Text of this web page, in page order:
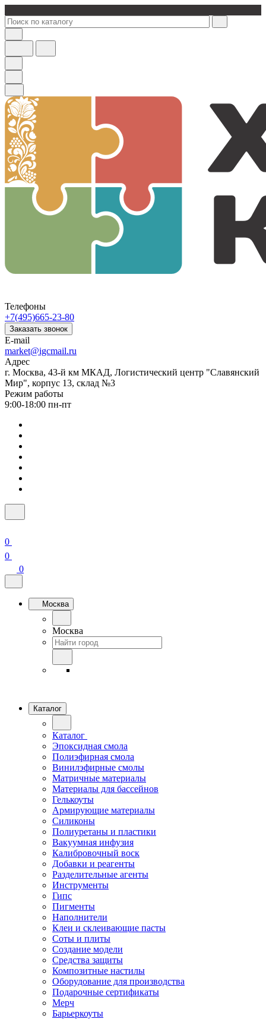
Телефоны
+7(495)665-23-80
Заказать звонок
E-mail
market@igcmail.ru
Адрес
г. Москва, 43-й км МКАД, Логистический центр "Славянский
Мир", корпус 13, склад №3
Режим работы
9:00-18:00 пн-пт
0
0
0
Москва
Москва
Каталог
Каталог
Эпоксидная смола
Полиэфирная смола
Винилэфирные смолы
Матричные материалы
Материалы для бассейнов
Гелькоуты
Армирующие материалы
Силиконы
Полиуретаны и пластики
Вакуумная инфузия
Калибровочный воск
Добавки и реагенты
Разделительные агенты
Инструменты
Гипс
Пигменты
Наполнители
Клеи и склеивающие пасты
Соты и плиты
Создание модели
Средства защиты
Композитные настилы
Оборудование для производства
Подарочные сертификаты
Мерч
Барьеркоуты